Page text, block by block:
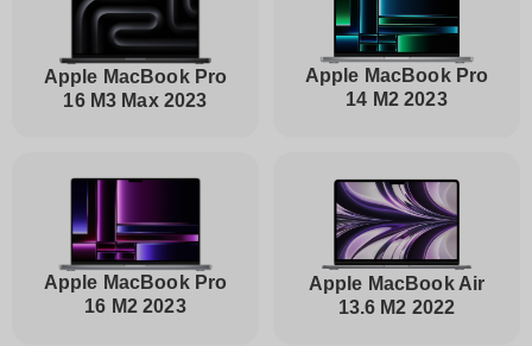
Apple MacBook Pro
16 M3 Max 2023
Apple MacBook Pro
14 M2 2023
Apple MacBook Pro
16 M2 2023
Apple MacBook Air
13.6 M2 2022